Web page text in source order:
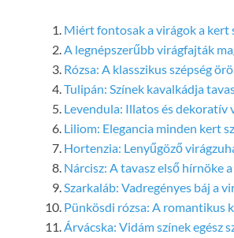
Miért fontosak a virágok a kert
A legnépszerűbb virágfajták
Rózsa: A klasszikus szépség
Tulipán: Színek kavalkádja
Levendula: Illatos és dekoratív
Liliom: Elegancia minden kert
Hortenzia: Lenyűgöző
Nárcisz: A tavasz első hírnöke
Szarkaláb: Vadregényes báj a
Pünkösdi rózsa: A romantikus
Árvácska: Vidám színek egész